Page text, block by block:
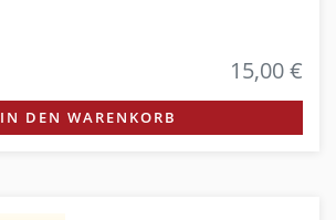
15,00 €
IN DEN WARENKORB